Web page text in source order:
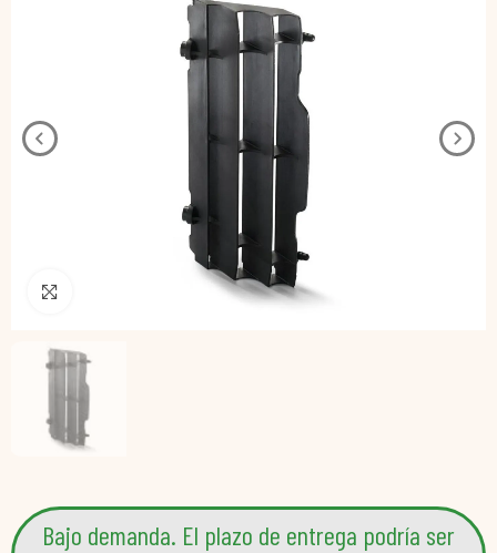
Pincha para agrandar
Bajo demanda. El plazo de entrega podría ser